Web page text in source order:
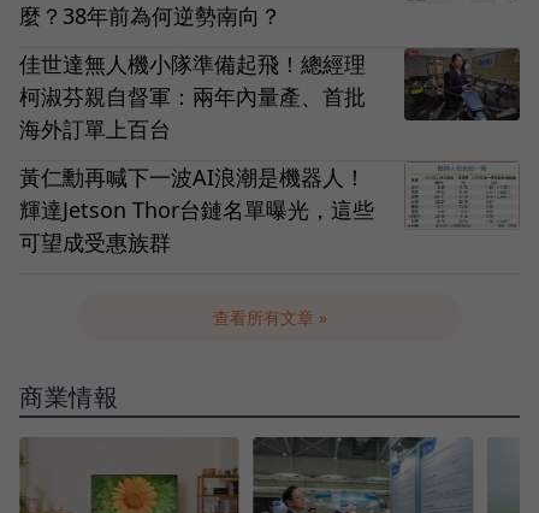
麼？38年前為何逆勢南向？
佳世達無人機小隊準備起飛！總經理
柯淑芬親自督軍：兩年內量產、首批
海外訂單上百台
黃仁勳再喊下一波AI浪潮是機器人！
輝達Jetson Thor台鏈名單曝光，這些
可望成受惠族群
查看所有文章 »
商業情報